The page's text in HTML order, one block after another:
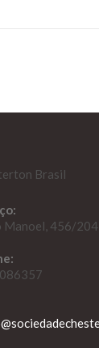
Brasil
Manoel, 456/